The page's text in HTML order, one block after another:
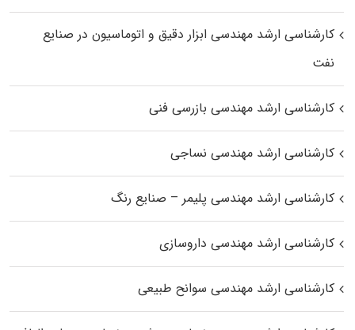
کارشناسی ارشد مهندسی ابزار دقیق و اتوماسیون در صنایع
نفت
کارشناسی ارشد مهندسی بازرسی فنی
کارشناسی ارشد مهندسی نساجی
کارشناسی ارشد مهندسی پلیمر – صنایع رنگ
کارشناسی ارشد مهندسی داروسازی
کارشناسی ارشد مهندسی سوانح طبیعی